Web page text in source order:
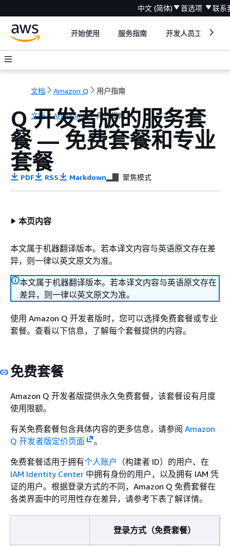
中文 (简体) 首选项 联系
开始使用 服务指南 开发人员工具
文档 Amazon Q 用户指南
文档 Amazon Q 用户指南
Q 开发者版的服务套
餐 — 免费套餐和专业
套餐
PDF RSS Markdown 聚焦模式
本页内容
本文属于机器翻译版本。若本译文内容与英语原文存在差
异，则一律以英文原文为准。
本文属于机器翻译版本。若本译文内容与英语原文存在
差异，则一律以英文原文为准。
使用 Amazon Q 开发者版时，您可以选择免费套餐或专业
套餐。查看以下信息，了解每个套餐提供的内容。
免费套餐
Amazon Q 开发者版提供永久免费套餐，该套餐设有月度
使用限额。
有关免费套餐包含具体内容的更多信息，请参阅 Amazon
Q 开发者版定价页面
。
免费套餐适用于拥有个人账户 （构建者 ID）的用户、在
IAM Identity Center 中拥有身份的用户，以及拥有 IAM 凭
证的用户。根据登录方式的不同，Amazon Q 免费套餐在
各类界面中的可用性存在差异，请参考下表了解详情。
登录方式（免费套餐）